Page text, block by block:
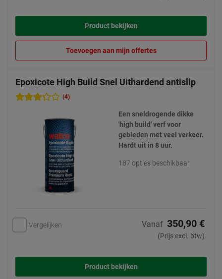
Product bekijken
Toevoegen aan mijn offertes
Epoxicote High Build Snel Uithardend antislip
(4)
Een sneldrogende dikke
'high build' verf voor
gebieden met veel verkeer.
Hardt uit in 8 uur.
187 opties beschikbaar
Vergelijken Vanaf 350,90 €
(Prijs excl. btw)
Product bekijken